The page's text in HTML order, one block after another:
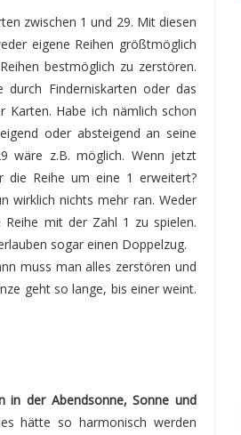
zwischen 1 und 29. Mit diesen
eigene Reihen größtmöglich
bestmöglich zu zerstören.
Finderniskarten oder das
Karten. Habe ich nämlich schon
oder absteigend an seine
wäre z.B. möglich. Wenn jetzt
die Reihe um eine 1 erweitert?
wirklich nichts mehr ran. Weder
mit der Zahl 1 zu spielen.
sogar einen Doppelzug.
muss man alles zerstören und
geht so lange, bis einer weint.
in der Abendsonne, Sonne und
hätte so harmonisch werden